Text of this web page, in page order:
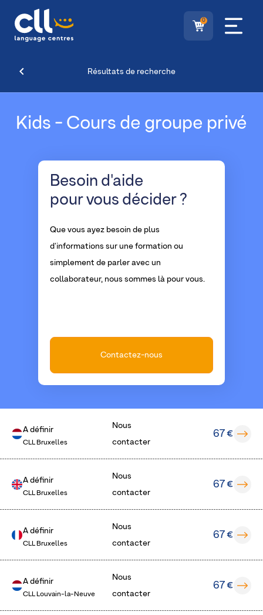
0
Résultats de recherche
Kids - Cours de groupe privé
Besoin d'aide
pour vous décider ?
Que vous ayez besoin de plus
d'informations sur une formation ou
simplement de parler avec un
collaborateur, nous sommes là pour vous.
Contactez-nous
A définir
CLL Bruxelles
Nous
contacter
67 €
A définir
CLL Bruxelles
Nous
contacter
67 €
A définir
CLL Bruxelles
Nous
contacter
67 €
A définir
CLL Louvain-la-Neuve
Nous
contacter
67 €